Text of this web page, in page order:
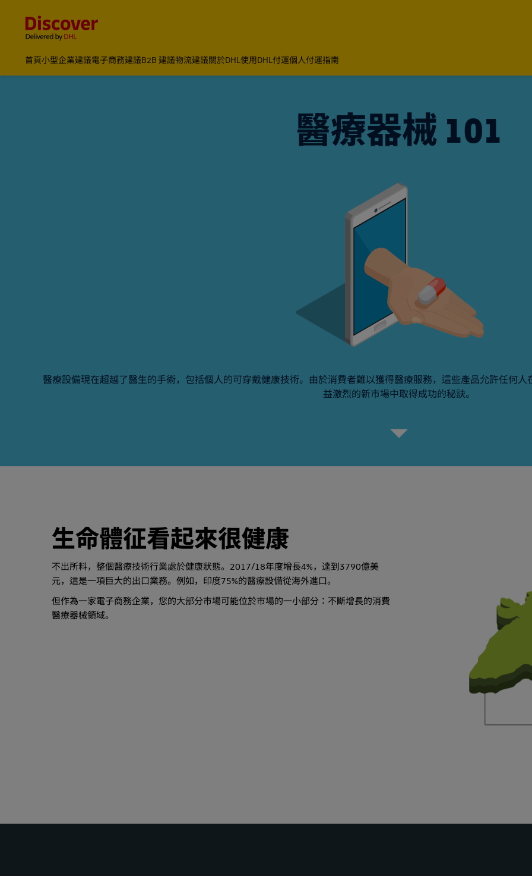
首頁小型企業建議電子商務建議B2B 建議物流建議關於DHL使用DHL付運個人付運指南
醫療器械 101
醫療設備現在超越了醫生的手術，包括個人的可穿戴健康技術。由於消費者難以獲得醫療服務，這些產品允許任何
益激烈的新市場中取得成功的秘訣。
生命體征看起來很健康
不出所料，整個醫療技術行業處於健康狀態。2017/18年度增長4%，達到3790億美
元，這是一項巨大的出口業務。例如，印度75%的醫療設備從海外進口。
但作為一家電子商務企業，您的大部分市場可能位於市場的一小部分：不斷增長的消費
醫療器械領域。